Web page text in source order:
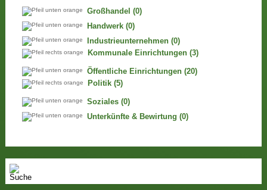
Großhandel (0)
Handwerk (0)
Industrieunternehmen (0)
Kommunale Einrichtungen (3)
Öffentliche Einrichtungen (20)
Politik (5)
Soziales (0)
Unterkünfte & Bewirtung (0)